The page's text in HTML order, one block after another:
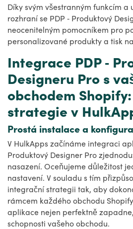
Díky svým všestranným funkcím a
rozhraní se PDP ‑ Produktový
neocenitelným pomocníkem pro
personalizované produkty a tisk
Integrace PDP ‑
Designeru Pro s
obchodem
strategie v
Prostá instalace a
V HulkApps začínáme integraci
Produktový Designer Pro
nasazení. Oceňujeme důležitost
nastavení. V souladu s tím
integrační strategii tak, aby
rámcem každého obchodu
aplikace nejen perfektně
schopnosti vašeho obchodu.